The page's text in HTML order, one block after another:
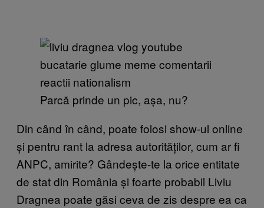
Parcă prinde un pic, așa, nu?
Din când în când, poate folosi show-ul online
și pentru rant la adresa autorităților, cum ar fi
ANPC, amirite? Gândește-te la orice entitate
de stat din România și foarte probabil Liviu
Dragnea poate găsi ceva de zis despre ea ca